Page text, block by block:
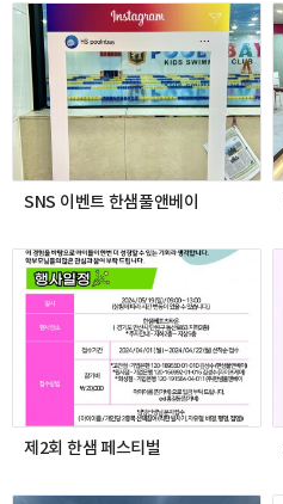
SNS 이벤트 한샘풀앤베이
제2회 한샘 페스티벌